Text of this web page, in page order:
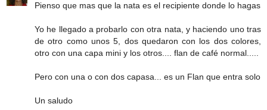
Pienso que mas que la nata es el recipiente donde lo hagas
Yo he llegado a probarlo con otra nata, y haciendo uno tras
de otro como unos 5, dos quedaron con los dos colores,
otro con una capa mini y los otros.... flan de café normal.....
Pero con una o con dos capasa... es un Flan que entra solo
Un saludo